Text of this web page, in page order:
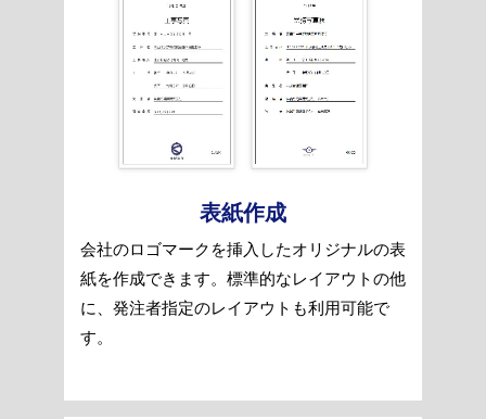
表紙作成
会社のロゴマークを挿入したオリジナルの表
紙を作成できます。標準的なレイアウトの他
に、発注者指定のレイアウトも利用可能で
す。